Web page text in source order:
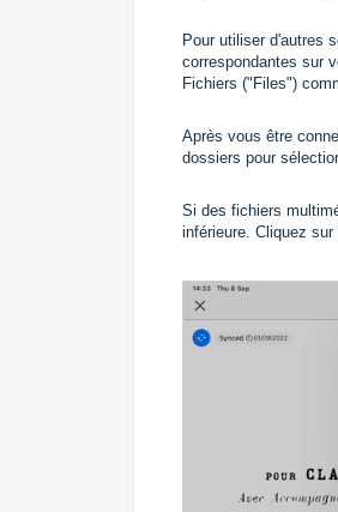
Pour utiliser d'autres
correspondantes sur
Fichiers ("Files")
Après vous être
dossiers pour
Si des fichiers
inférieure. Cliquez